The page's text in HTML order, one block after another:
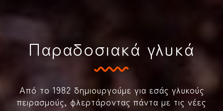
Παραδοσιακά γλυκά
Από το 1982 δημιουργούμε για εσάς γλυκούς
πειρασμούς, φλερτάροντας πάντα με τις νέες